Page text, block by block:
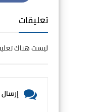
تعليقات
ليست هناك